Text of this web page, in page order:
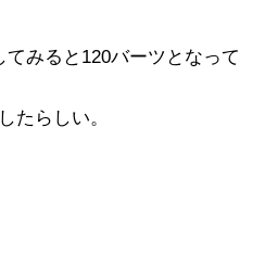
みると120バーツとなって
たらしい。